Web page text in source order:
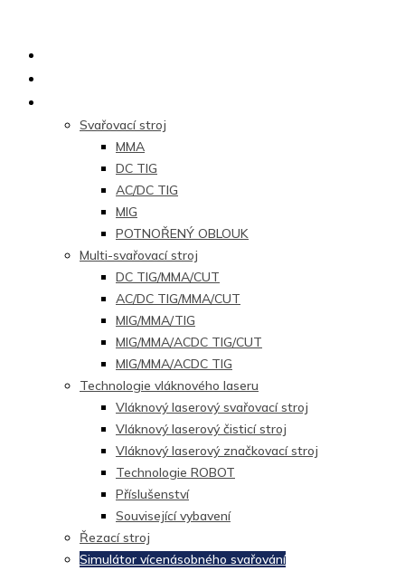
Svařovací stroj
MMA
DC TIG
AC/DC TIG
MIG
POTNOŘENÝ OBLOUK
Multi-svařovací stroj
DC TIG/MMA/CUT
AC/DC TIG/MMA/CUT
MIG/MMA/TIG
MIG/MMA/ACDC TIG/CUT
MIG/MMA/ACDC TIG
Technologie vláknového laseru
Vláknový laserový svařovací stroj
Vláknový laserový čisticí stroj
Vláknový laserový značkovací stroj
Technologie ROBOT
Příslušenství
Související vybavení
Řezací stroj
Simulátor vícenásobného svařování